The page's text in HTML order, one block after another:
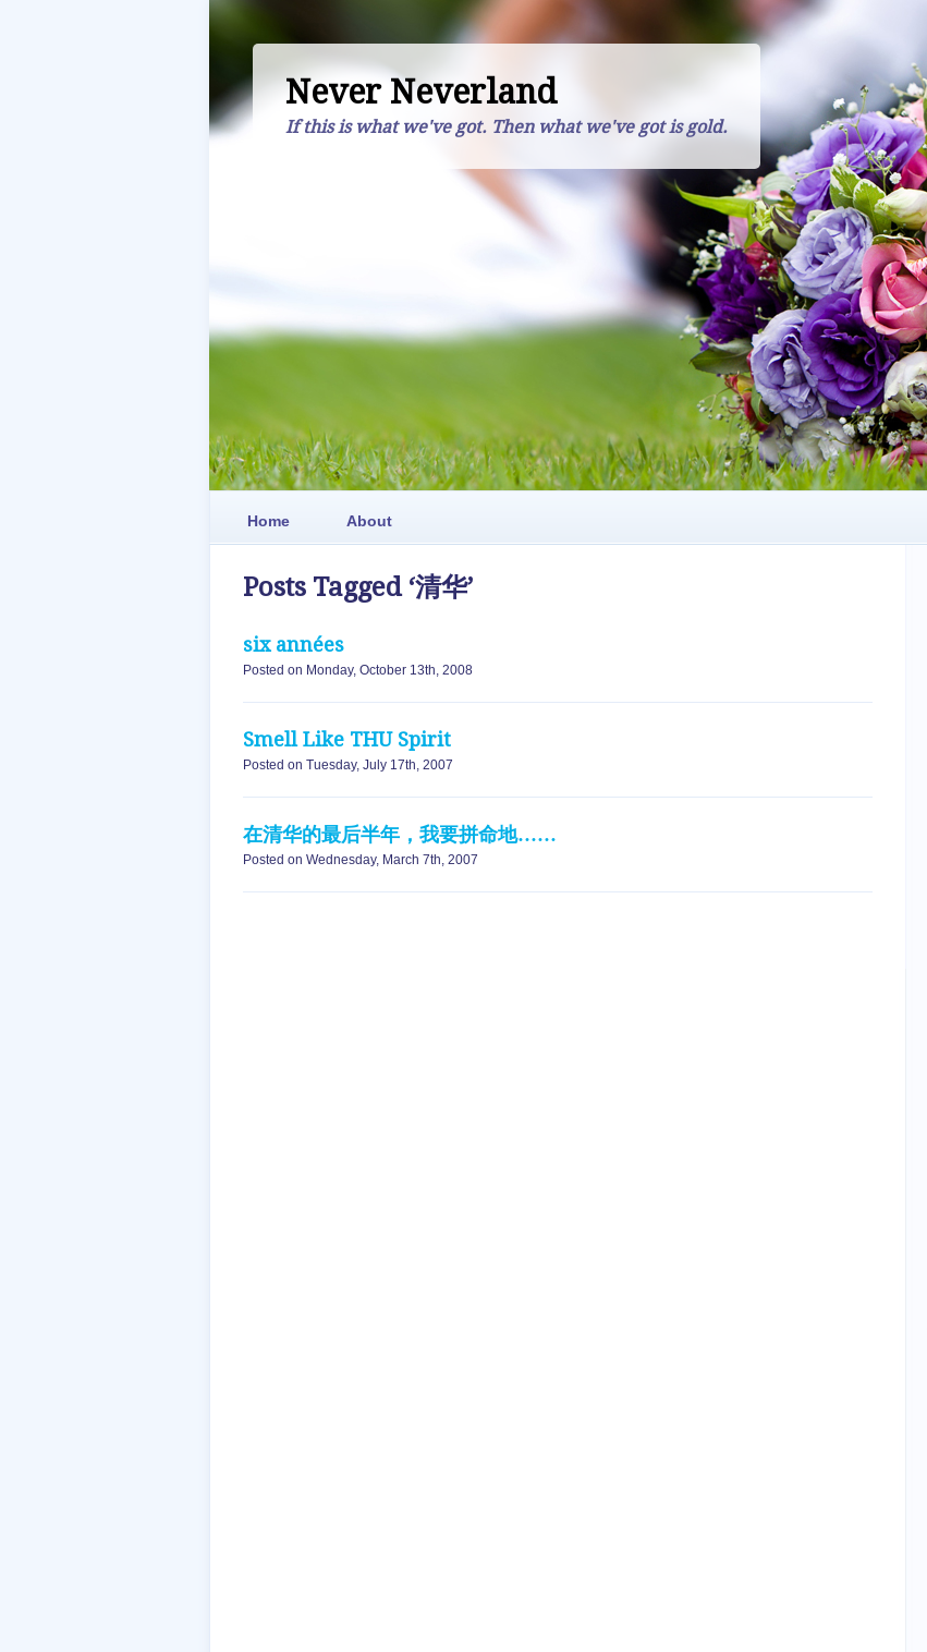
Never Neverland
If this is what we've got. Then what we've got is gold.
Home About
Posts Tagged ‘清华’
six années
Posted on Monday, October 13th, 2008
Smell Like THU Spirit
Posted on Tuesday, July 17th, 2007
在清华的最后半年，我要拼命地……
Posted on Wednesday, March 7th, 2007